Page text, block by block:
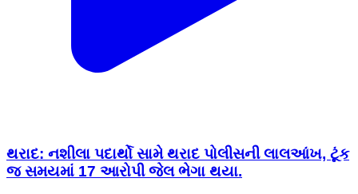
થરાદ: નશીલા પદાર્થો સામે થરાદ પોલીસની લાલઆંખ, ટૂંક
જ સમયમાં 17 આરોપી જેલ ભેગા થયા.